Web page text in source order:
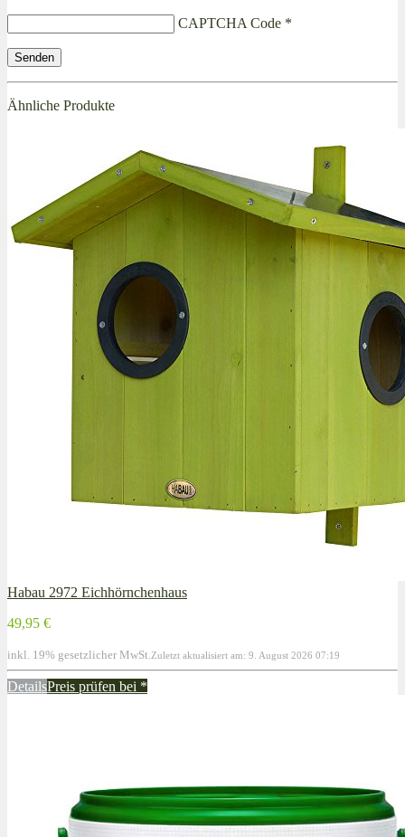
CAPTCHA Code *
Ähnliche Produkte
Habau 2972 Eichhörnchenhaus
49,95 €
inkl. 19% gesetzlicher MwSt. Zuletzt aktualisiert am: 9. August 2026 07:19
DetailsPreis prüfen bei *